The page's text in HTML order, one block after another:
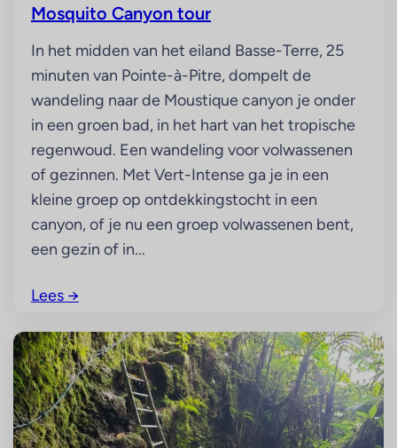
Mosquito Canyon tour
In het midden van het eiland Basse-Terre, 25
minuten van Pointe-à-Pitre, dompelt de
wandeling naar de Moustique canyon je onder
in een groen bad, in het hart van het tropische
regenwoud. Een wandeling voor volwassenen
of gezinnen. Met Vert-Intense ga je in een
kleine groep op ontdekkingstocht in een
canyon, of je nu een groep volwassenen bent,
een gezin of in...
Lees →